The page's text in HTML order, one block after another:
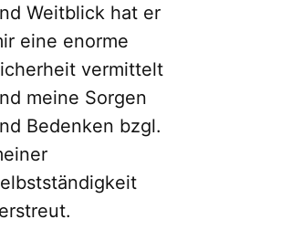
Weitblick hat er
eine enorme
vermittelt
meine Sorgen
Bedenken bzgl.